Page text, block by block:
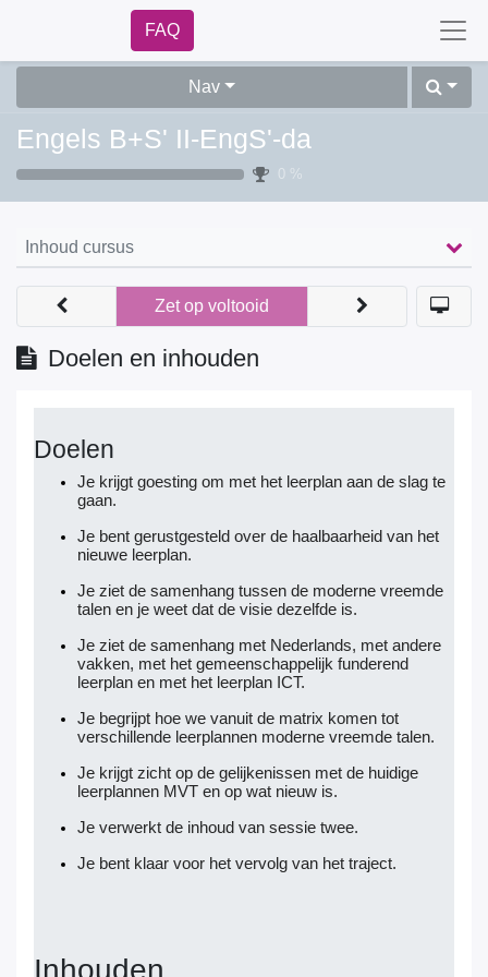
FAQ
Nav
Engels B+S' II-EngS'-da
0 %
Inhoud cursus
Doelen en inhouden
Zet op voltooid
Doelen
Je krijgt goesting om met het leerplan aan de slag te
gaan.
Je bent gerustgesteld over de haalbaarheid van het
nieuwe leerplan.
Je ziet de samenhang tussen de moderne vreemde
talen en je weet dat de visie dezelfde is.
Je ziet de samenhang met Nederlands, met andere
vakken, met het gemeenschappelijk funderend
leerplan en met het leerplan ICT.
Je begrijpt hoe we vanuit de matrix komen tot
verschillende leerplannen moderne vreemde talen.
Je krijgt zicht op de gelijkenissen met de huidige
leerplannen MVT en op wat nieuw is.
Je verwerkt de inhoud van sessie twee.
Je bent klaar voor het vervolg van het traject.